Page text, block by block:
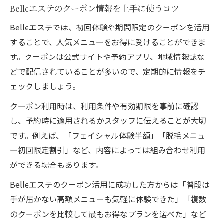
Belleエステのクーポン情報を上手に使うコツ
Belleエステでは、初回体験や期間限定のクーポンを活用
することで、人気メニューをお得に受けることができま
す。クーポンは公式サイトや予約アプリ、地域情報誌な
どで配信されていることが多いので、定期的に情報をチ
ェックしましょう。
クーポン利用時は、利用条件や有効期限を事前に確認
し、予約時に適用されるかスタッフに伝えることが大切
です。例えば、「フェイシャル体験半額」「脱毛メニュ
ー初回限定割引」など、内容によっては組み合わせ利用
ができる場合もあります。
Belleエステのクーポン活用に成功した方からは「普段は
手が届かない高額メニューも気軽に体験できた」「複数
のクーポンを比較して最もお得なプランを選べた」など